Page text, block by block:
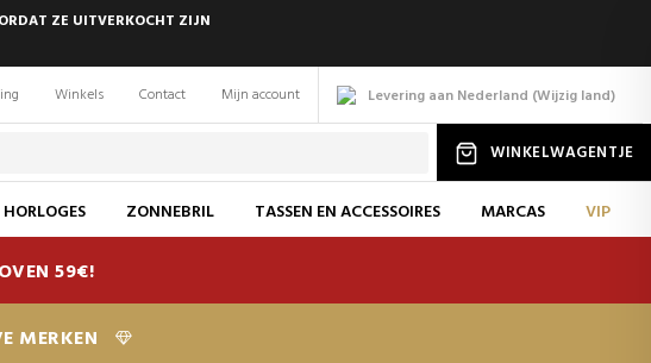
ZE UITVERKOCHT ZIJN
Levering aan Nederland (Wijzig land)
Winkels Contact Mijn account
WINKELWAGENTJE
HORLOGES ZONNEBRIL TASSEN EN ACCESSOIRES MARCAS VIP
59€!
MERKEN